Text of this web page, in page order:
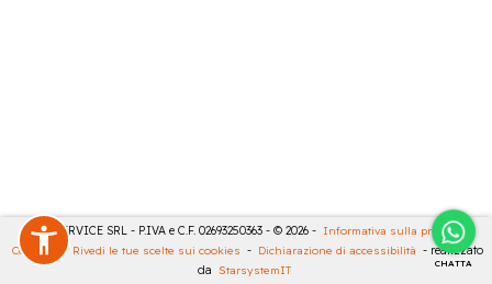
CHATTA
CASA SERVICE SRL - P.IVA e C.F. 02693250363 - © 2026 - Informativa sulla privacy -
Cookies
- Rivedi le tue scelte sui cookies - Dichiarazione di accessibilità - realizzato
da StarsystemIT